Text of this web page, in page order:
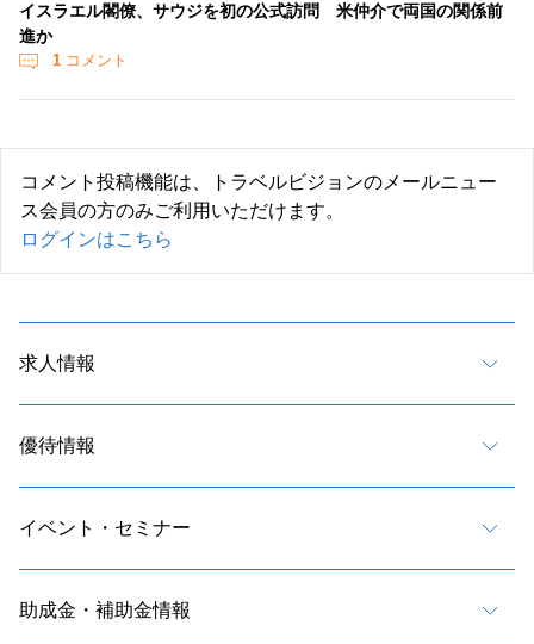
イスラエル閣僚、サウジを初の公式訪問 米仲介で両国の関係前
進か
1 コメント
コメント投稿機能は、トラベルビジョンのメールニュー
ス会員の方のみご利用いただけます。
ログインはこちら
求人情報
優待情報
イベント・セミナー
助成金・補助金情報